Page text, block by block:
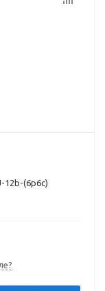
12b-(6p6c)